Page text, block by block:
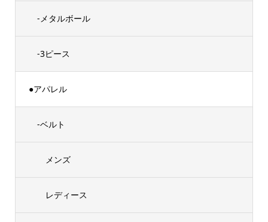
-メタルボール
-3ピース
●アパレル
-ベルト
メンズ
レディース